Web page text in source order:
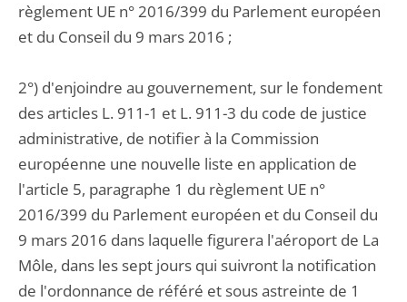
règlement UE n° 2016/399 du Parlement européen
et du Conseil du 9 mars 2016 ;
2°) d'enjoindre au gouvernement, sur le fondement
des articles L. 911-1 et L. 911-3 du code de justice
administrative, de notifier à la Commission
européenne une nouvelle liste en application de
l'article 5, paragraphe 1 du règlement UE n°
2016/399 du Parlement européen et du Conseil du
9 mars 2016 dans laquelle figurera l'aéroport de La
Môle, dans les sept jours qui suivront la notification
de l'ordonnance de référé et sous astreinte de 1